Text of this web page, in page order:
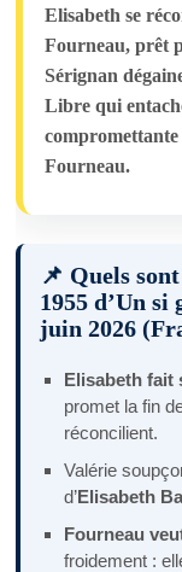
Elisabeth se
Fourneau, prêt
Sérignan
Libre qui
Fourneau.
📌 Quels
1955 d’Un si
juin 2026
Elisabeth fait
promet la fin
réconcilient.
Valérie
d’Elisabeth
Fourneau
froidement :